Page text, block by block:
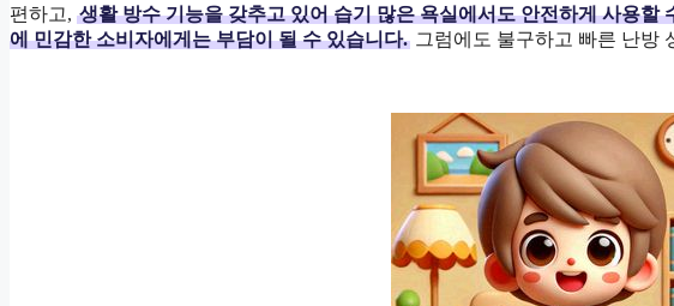
편하고, 생활 방수 기능을 갖추고 있어 습기 많은 욕실에서도 안전하게 사용할
에 민감한 소비자에게는 부담이 될 수 있습니다. 그럼에도 불구하고 빠른 난방